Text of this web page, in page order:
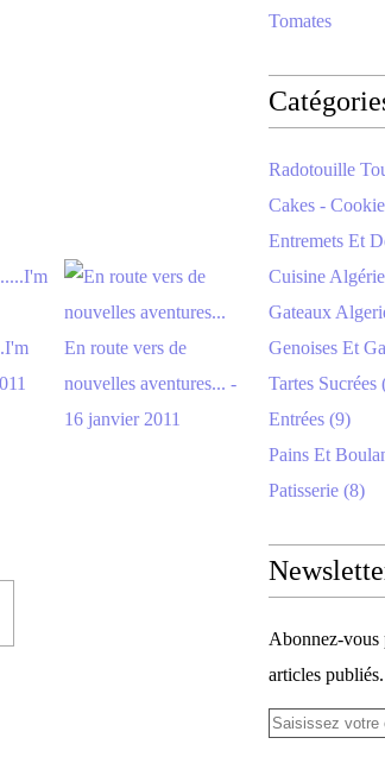
En route vers de
nouvelles aventures... -
16 janvier 2011
Tomates
Radotouille
Cakes -
Entremets Et
Cuisine
Gateaux
Genoises Et
Tartes Sucrées
Entrées (9)
Pains Et
Patisserie (8)
Abonnez-vous
articles publiés.